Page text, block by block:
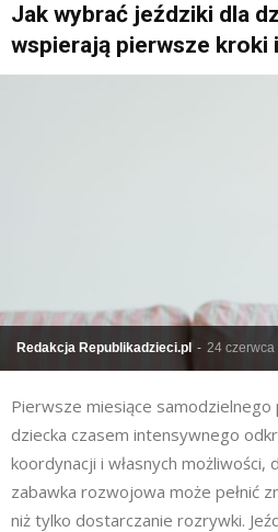
Jak wybrać jeździki dla
wspierają pierwsze kroki
Redakcja Republikadzieci.pl - 24
Pierwsze miesiące samodzielnego
dziecka czasem intensywnego
koordynacji i własnych
zabawka rozwojowa może pełnić
niż tylko dostarczanie rozrywki.